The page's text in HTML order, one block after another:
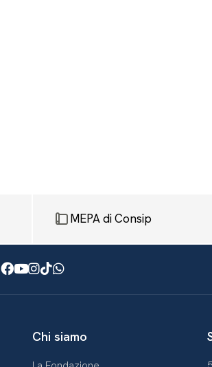
MEPA di Consip
Facebook
Youtube
Instagram
TikTok
WhatsApp
Chi siamo